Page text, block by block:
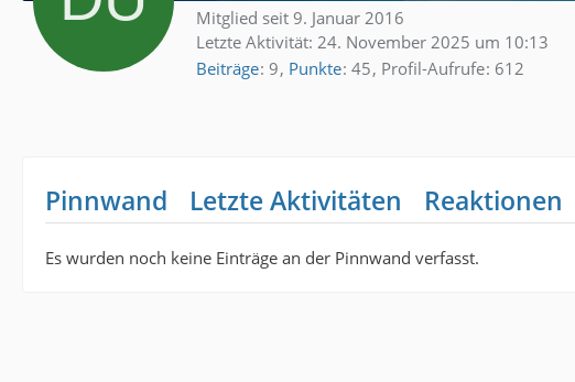
Mitglied seit 9. Januar 2016
Letzte Aktivität: 24. November 2025 um 10:13
Beiträge 9 Punkte 45 Profil-Aufrufe 612
Pinnwand Letzte Aktivitäten Reaktionen
Es wurden noch keine Einträge an der Pinnwand verfasst.